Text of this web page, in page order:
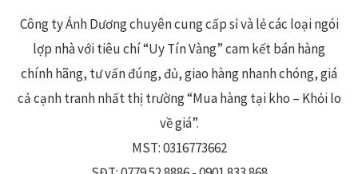
Công ty Ánh Dương chuyên cung cấp sỉ và lẻ các loại ngói
lợp nhà với tiêu chí “Uy Tín Vàng” cam kết bán hàng
chính hãng, tư vấn đúng, đủ, giao hàng nhanh chóng, giá
cả cạnh tranh nhất thị trường “Mua hàng tại kho – Khỏi lo
về giá”.
MST: 0316773662